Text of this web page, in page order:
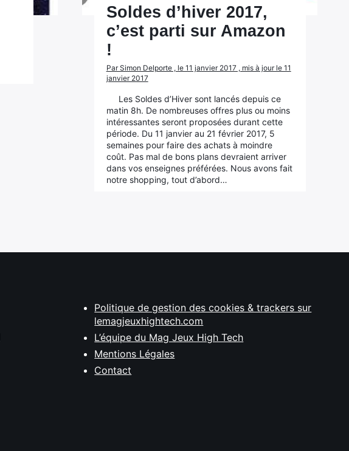
Soldes d’hiver 2017,
c’est parti sur Amazon
!
Par Simon Delporte , le 11 janvier 2017 , mis à jour le 11
janvier 2017
Les Soldes d’Hiver sont lancés depuis ce
matin 8h. De nombreuses offres plus ou moins
intéressantes seront proposées durant cette
période. Du 11 janvier au 21 février 2017, 5
semaines pour faire des achats à moindre
coût. Pas mal de bons plans devraient arriver
dans vos enseignes préférées. Nous avons fait
notre shopping, tout d’abord…
Politique de gestion des cookies & trackers sur
lemagjeuxhightech.com
L’équipe du Mag Jeux High Tech
Mentions Légales
Contact